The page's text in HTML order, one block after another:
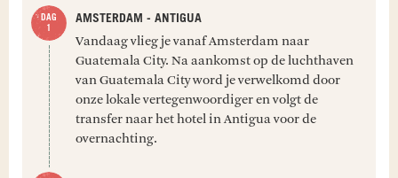
AMSTERDAM - ANTIGUA
Vandaag vlieg je vanaf Amsterdam naar
Guatemala City. Na aankomst op de luchthaven
van Guatemala City word je verwelkomd door
onze lokale vertegenwoordiger en volgt de
transfer naar het hotel in Antigua voor de
overnachting.